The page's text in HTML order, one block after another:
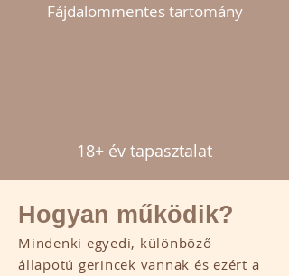
Fájdalommentes tartomány
18+ év tapasztalat
Hogyan működik?
Mindenki egyedi, különböző
állapotú gerincek vannak és ezért a